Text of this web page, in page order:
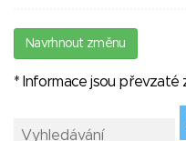
Navrhnout změnu
* Informace jsou